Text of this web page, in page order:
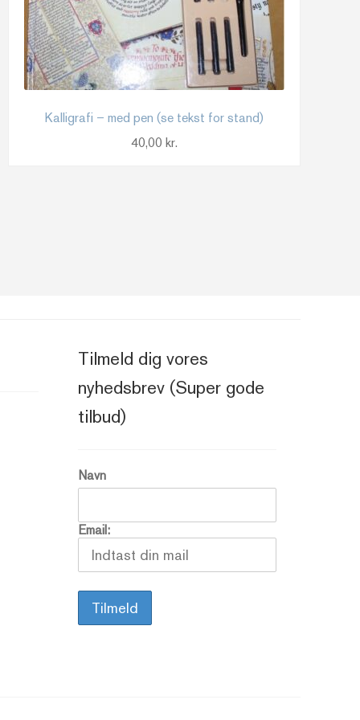
Kalligrafi – med pen (se tekst for stand)
40,00kr.
Tilmeld dig vores
nyhedsbrev (Super gode
tilbud)
Navn
Email: